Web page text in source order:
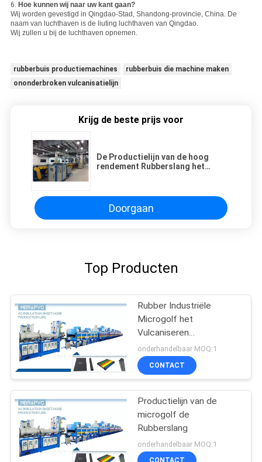
6. Hoe kunnen wij naar uw kant gaan?
Wij worden gevestigd in Qingdao-Stad, Shandong-provincie, China. De
naam van luchthaven is de liuting luchthaven van Qingdao.
Wij zullen u bij de luchthaven opnemen.
rubberbuis productiemachines
rubberbuis die machine maken
ononderbroken vulcanisatielijn
Krijg de beste prijs voor
De Productielijn van de hoog
rendement Rubberslang het
Doorgaan
Top Producten
Rubber Industriële
Microgolf het
Vulcaniseren
Persmachine
onderhandelbaar MOQ:1
CONTACT
Productielijn van de
microgolf de
Rubberslang
onderhandelbaar MOQ:1